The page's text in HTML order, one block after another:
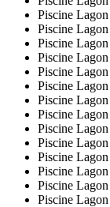
Piscine
Piscine
Piscine
Piscine
Piscine
Piscine
Piscine
Piscine
Piscine
Piscine
Piscine
Piscine
Piscine
Piscine